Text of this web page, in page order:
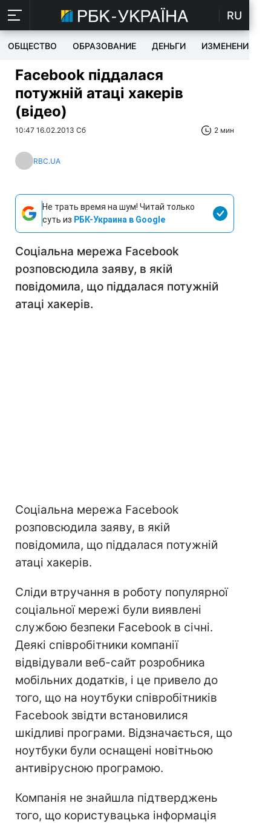
RU
ОБЩЕСТВО ОБРАЗОВАНИЕ ДЕНЬГИ ИЗМЕНЕНИЯ
Facebook піддалася
потужній атаці хакерів
(відео)
10:47 16.02.2013 Сб 2 мин
RBC.UA
Не трать время на шум! Читай только
суть из РБК-Украина в Google
Соціальна мережа Facebook
розповсюдила заяву, в якій
повідомила, що піддалася потужній
атаці хакерів.
Соціальна мережа Facebook
розповсюдила заяву, в якій
повідомила, що піддалася потужній
атаці хакерів.
Сліди втручання в роботу популярної
соціальної мережі були виявлені
службою безпеки Facebook в січні.
Деякі співробітники компанії
відвідували веб-сайт розробника
мобільних додатків, і це привело до
того, що на ноутбуки співробітників
Facebook звідти встановилися
шкідливі програми. Відзначається, що
ноутбуки були оснащені новітньою
антивірусною програмою.
Компанія не знайшла підтверджень
того, що користувацька інформація